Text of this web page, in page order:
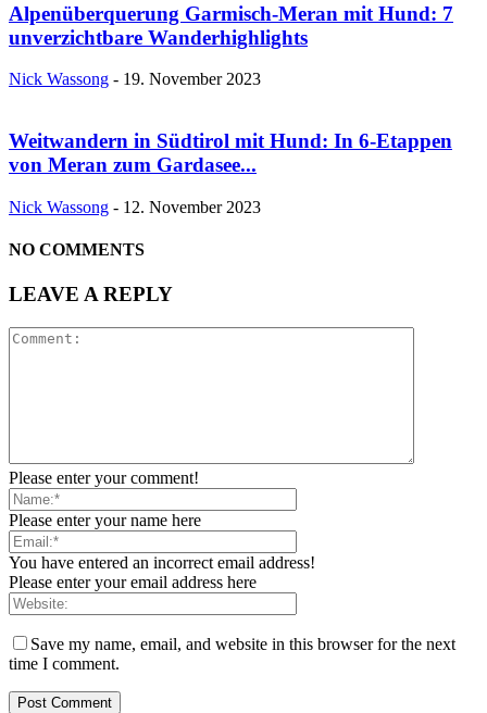
Alpenüberquerung Garmisch-Meran mit Hund: 7
unverzichtbare Wanderhighlights
Nick Wassong - 19. November 2023
Weitwandern in Südtirol mit Hund: In 6-Etappen
von Meran zum Gardasee...
Nick Wassong - 12. November 2023
NO COMMENTS
LEAVE A REPLY
Please enter your comment!
Please enter your name here
You have entered an incorrect email address!
Please enter your email address here
Save my name, email, and website in this browser for the next
time I comment.